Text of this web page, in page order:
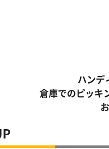
ハンデ
倉庫でのピッキ